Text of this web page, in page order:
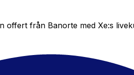
från Banorte med Xe:s